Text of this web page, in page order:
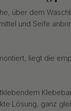
über dem
und Seife
liegt die
Lösung, ganz